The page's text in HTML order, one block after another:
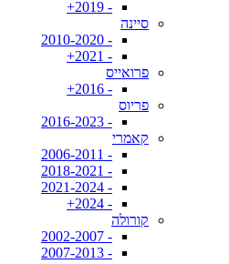
- 2019+
סיינה
- 2010-2020
- 2021+
פרואייס
- 2016+
פריוס
- 2016-2023
קאמרי
- 2006-2011
- 2018-2021
- 2021-2024
- 2024+
קורולה
- 2002-2007
- 2007-2013